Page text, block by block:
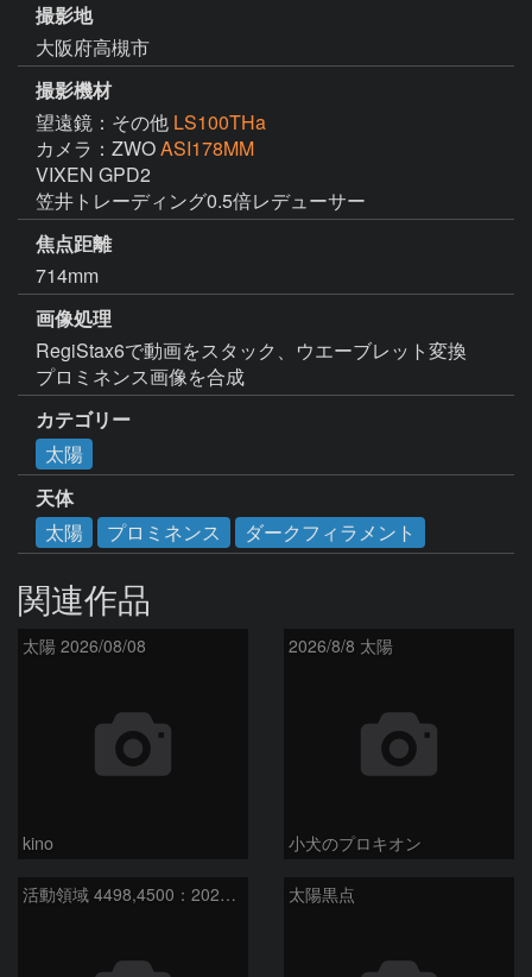
撮影地
大阪府高槻市
撮影機材
望遠鏡：その他 LS100THa
カメラ：ZWOASI178MM
VIXEN GPD2
笠井トレーディング0.5倍レデューサー
焦点距離
714mm
画像処理
RegiStax6で動画をスタック、ウエーブレット変換
プロミネンス画像を合成
カテゴリー
太陽
天体
太陽
プロミネンス ダークフィラメント
関連作品
太陽 2026/08/08
kino
2026/8/8 太陽
小犬のプロキオン
活動領域 4498,4500：2026/08/08 太陽黒点